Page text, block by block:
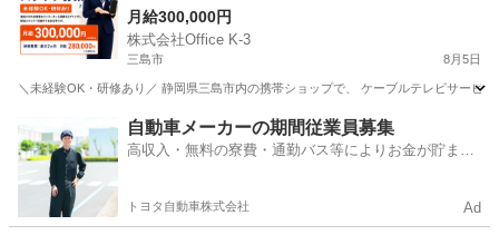
月給300,000円
株式会社Office K-3
三島市 8月5日
＼未経験OK・研修あり／ 静岡県三島市内の携帯ショップで、 ケーブルテレビサービ
携帯ショップ スタッフ
自動車メーカーの期間従業員募集
高収入・無料の寮費・通勤バス等によりお金が貯まり
トヨタ自動車株式会社 Ad